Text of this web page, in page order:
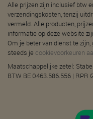
Alle prijzen zijn inclusief btw
verzendingskosten, tenzij
vermeld. Alle producten,
informatie op deze website
Om je beter van dienst te
steeds je cookievoorkeuren
Maatschappelijke zetel:
BTW BE 0463.586.556 | RPR